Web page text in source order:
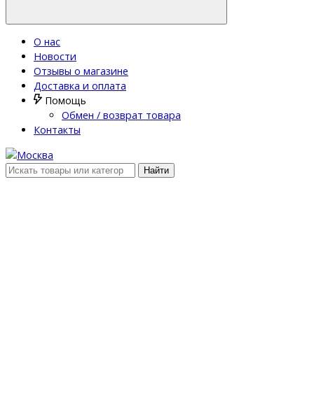
О нас
Новости
Отзывы о магазине
Доставка и оплата
Помощь
Обмен / возврат товара
Контакты
Найти